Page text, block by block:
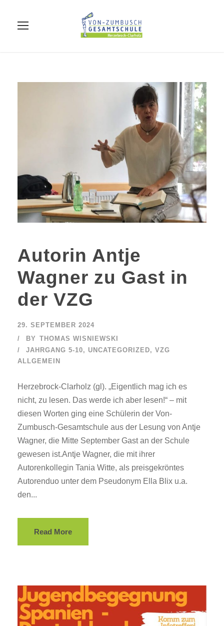
Autorin Antje
Wagner zu Gast in
der VZG
29. SEPTEMBER 2024
BY THOMAS WISNIEWSKI
JAHRGANG 5-10, UNCATEGORIZED, VZG
ALLGEMEIN
Herzebrock-Clarholz (gl). „Eigentlich mag ich es
nicht, zu lesen. Das werde ich aber lesen!“ – mit
diesen Worten ging eine Schülerin der Von-
Zumbusch-Gesamtschule aus der Lesung von Antje
Wagner, die Mitte September Gast an der Schule
gewesen ist.Antje Wagner, die mit ihrer
Autorenkollegin Tania Witte, als preisgekröntes
Autorenduo unter dem Pseudonym Ella Blix u.a.
den...
Read More